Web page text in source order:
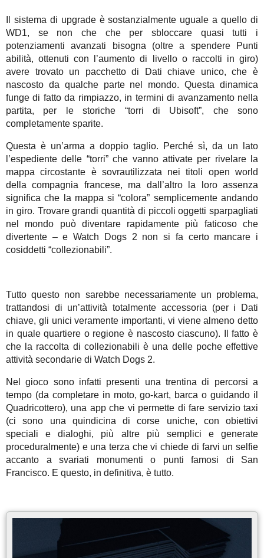
Il sistema di upgrade è sostanzialmente uguale a quello di
WD1, se non che che per sbloccare quasi tutti i
potenziamenti avanzati bisogna (oltre a spendere Punti
abilità, ottenuti con l’aumento di livello o raccolti in giro)
avere trovato un pacchetto di Dati chiave unico, che è
nascosto da qualche parte nel mondo. Questa dinamica
funge di fatto da rimpiazzo, in termini di avanzamento nella
partita, per le storiche “torri di Ubisoft”, che sono
completamente sparite.
Questa è un’arma a doppio taglio. Perché sì, da un lato
l’espediente delle “torri” che vanno attivate per rivelare la
mappa circostante è sovrautilizzata nei titoli open world
della compagnia francese, ma dall’altro la loro assenza
significa che la mappa si “colora” semplicemente andando
in giro. Trovare grandi quantità di piccoli oggetti sparpagliati
nel mondo può diventare rapidamente più faticoso che
divertente – e Watch Dogs 2 non si fa certo mancare i
cosiddetti “collezionabili”.
Tutto questo non sarebbe necessariamente un problema,
trattandosi di un’attività totalmente accessoria (per i Dati
chiave, gli unici veramente importanti, vi viene almeno detto
in quale quartiere o regione è nascosto ciascuno). Il fatto è
che la raccolta di collezionabili è una delle poche effettive
attività secondarie di Watch Dogs 2.
Nel gioco sono infatti presenti una trentina di percorsi a
tempo (da completare in moto, go-kart, barca o guidando il
Quadricottero), una app che vi permette di fare servizio taxi
(ci sono una quindicina di corse uniche, con obiettivi
speciali e dialoghi, più altre più semplici e generate
proceduralmente) e una terza che vi chiede di farvi un selfie
accanto a svariati monumenti o punti famosi di San
Francisco. E questo, in definitiva, è tutto.